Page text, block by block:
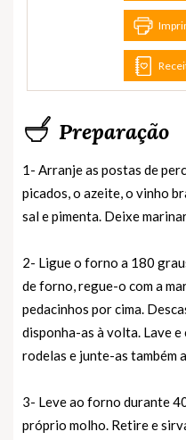
Preparação
1- Arranje as postas de
picados, o azeite, o vinho
sal e pimenta. Deixe
2- Ligue o forno a 180
de forno, regue-o com a
pedacinhos por cima.
disponha-as à volta. Lave
rodelas e junte-as também
3- Leve ao forno durante
próprio molho. Retire e